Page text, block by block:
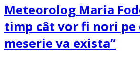
Meteorolog Maria
timp cât vor fi nori pe
meserie va exista”